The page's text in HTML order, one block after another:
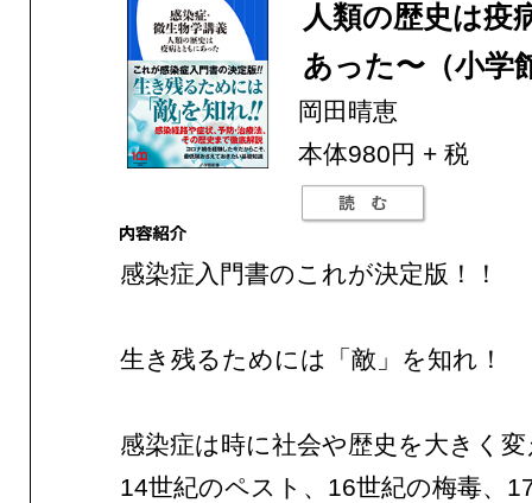
人類の歴史は疫
あった〜（小学
岡田晴恵
本体980円 + 税
感染症入門書のこれが決定版！！
生き残るためには「敵」を知れ！
感染症は時に社会や歴史を大きく
14世紀のペスト、16世紀の梅毒、